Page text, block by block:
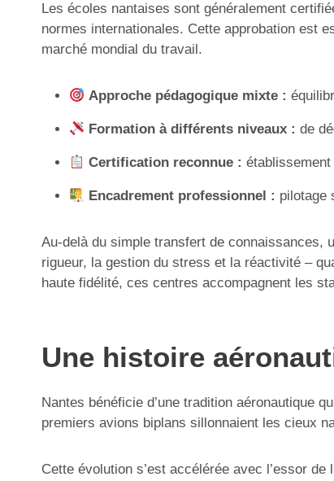
Les écoles nantaises sont généralement
normes internationales. Cette approbation est
marché mondial du travail.
Approche pédagogique mixte :
Formation à différents niveaux : de
Certification reconnue :
Encadrement professionnel : pilotage
Au-delà du simple transfert de connaissances,
rigueur, la gestion du stress et la réactivité –
haute fidélité, ces centres accompagnent les
Une histoire
Nantes bénéficie d’une tradition aéronautique
premiers avions biplans sillonnaient les cieux
Cette évolution s’est accélérée avec l’essor